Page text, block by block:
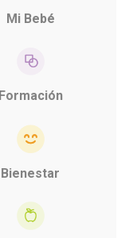
Mi Bebé
Formación
Bienestar